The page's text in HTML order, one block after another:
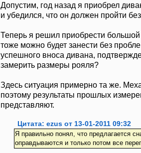
Допустим, год назад я приобрел
и убедился, что он должен пройти
Теперь я решил приобрести большой
тоже можно будет занести без
успешного вноса дивана,
замерить размеры рояля?
Здесь ситуация примерно та же.
поэтому результаты прошлых
представляют.
Цитата: ezus от 13-01-2011 09:32
Я правильно понял, что предлагается
оправдываются и только потом все